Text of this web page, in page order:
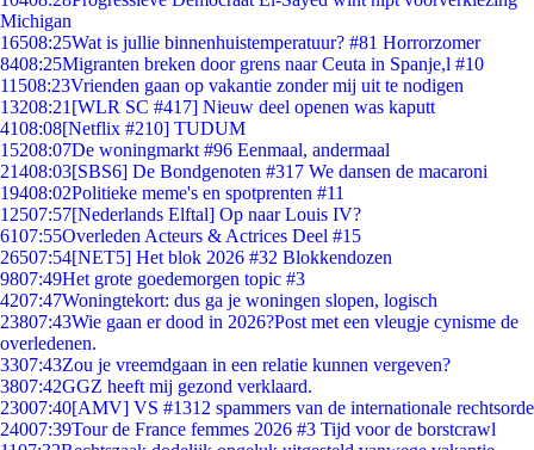
Michigan
16508:25Wat is jullie binnenhuistemperatuur? #81 Horrorzomer
8408:25Migranten breken door grens naar Ceuta in Spanje,l #10
11508:23Vrienden gaan op vakantie zonder mij uit te nodigen
13208:21 [WLR SC #417] Nieuw deel openen was kaputt
4108:08[Netflix #210] TUDUM
15208:07De woningmarkt #96 Eenmaal, andermaal
21408:03[SBS6] De Bondgenoten #317 We dansen de macaroni
19408:02Politieke meme's en spotprenten #11
12507:57[Nederlands Elftal] Op naar Louis IV?
6107:55Overleden Acteurs & Actrices Deel #15
26507:54[NET5] Het blok 2026 #32 Blokkendozen
9807:49Het grote goedemorgen topic #3
4207:47Woningtekort: dus ga je woningen slopen, logisch
23807:43Wie gaan er dood in 2026?Post met een vleugje cynisme de
overledenen.
3307:43Zou je vreemdgaan in een relatie kunnen vergeven?
3807:42GGZ heeft mij gezond verklaard.
23007:40[AMV] VS #1312 spammers van de internationale rechtsorde
24007:39Tour de France femmes 2026 #3 Tijd voor de borstcrawl